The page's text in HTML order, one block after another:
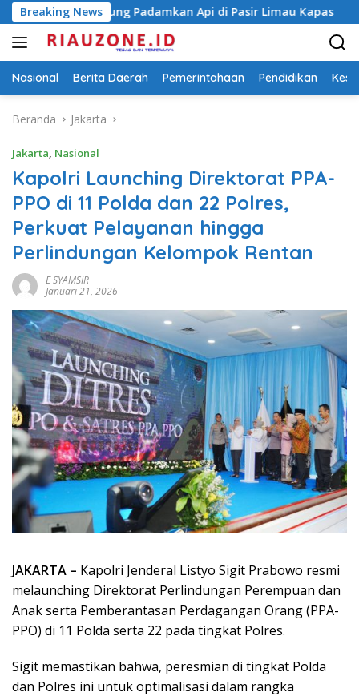
Langsung
ke
konten
Breaking News
Padamkan Api di Pasir Limau Kapas Ungkap
Nasional Berita Daerah Pemerintahaan Pendidikan
Beranda Jakarta
Jakarta, Nasional
Kapolri Launching Direktorat PPA-
PPO di 11 Polda dan 22 Polres,
Perkuat Pelayanan hingga
Perlindungan Kelompok Rentan
E SYAMSIR
Januari 21, 2026
JAKARTA – Kapolri Jenderal Listyo Sigit Prabowo resmi
melaunching Direktorat Perlindungan Perempuan dan
Anak serta Pemberantasan Perdagangan Orang (PPA-
PPO) di 11 Polda serta 22 pada tingkat Polres.
Sigit memastikan bahwa, peresmian di tingkat Polda
dan Polres ini untuk optimalisasi dalam rangka